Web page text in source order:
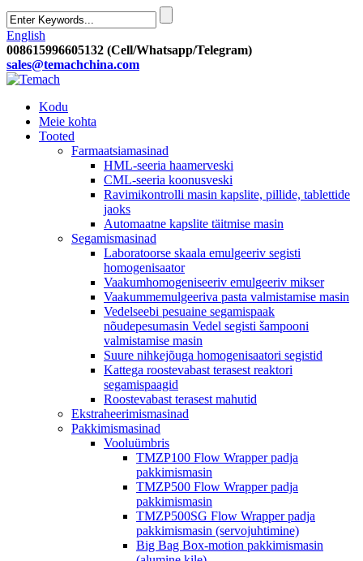
English
008615996605132 (Cell/Whatsapp/Telegram)
sales@temachchina.com
Kodu
Meie kohta
Tooted
Farmaatsiamasinad
HML-seeria haamerveski
CML-seeria koonusveski
Ravimikontrolli masin kapslite, pillide, tablettide
jaoks
Automaatne kapslite täitmise masin
Segamismasinad
Laboratoorse skaala emulgeeriv segisti
homogenisaator
Vaakumhomogeniseeriv emulgeeriv mikser
Vaakummemulgeeriva pasta valmistamise masin
Vedelseebi pesuaine segamispaak
nõudepesumasin Vedel segisti šampooni
valmistamise masin
Suure nihkejõuga homogenisaatori segistid
Kattega roostevabast terasest reaktori
segamispaagid
Roostevabast terasest mahutid
Ekstraheerimismasinad
Pakkimismasinad
Vooluümbris
TMZP100 Flow Wrapper padja
pakkimismasin
TMZP500 Flow Wrapper padja
pakkimismasin
TMZP500SG Flow Wrapper padja
pakkimismasin (servojuhtimine)
Big Bag Box-motion pakkimismasin